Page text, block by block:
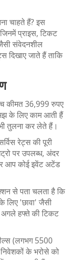
क
ना
चाहते हैं? इस
प्राइस, टिकट
संवेदनशील
दिखाए जाते हैं ताकि
कीमत 36,999 रुपए
के लिए काम आती हैं
तुलना कर लेते हैं।
रेट्स की पूरी
पर उपलब्ध, अंदर
आप कोई इवेंट अटेंड
से पता चलता है कि
लिए 'छावा' जैसी
हफ्ते की टिकट
(लगभग 5500
के भरोसे को